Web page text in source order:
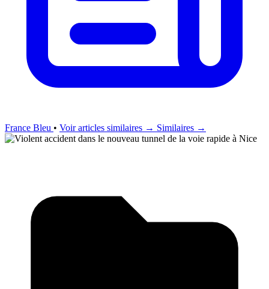
France Bleu • Voir articles similaires → Similaires →